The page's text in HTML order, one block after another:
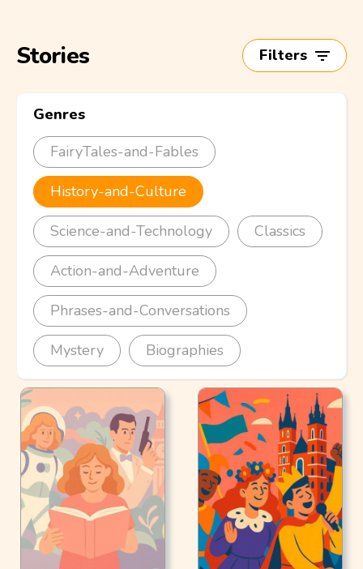
Stories Filters
Genres
FairyTales-and-Fables
History-and-Culture
Science-and-Technology Classics
Action-and-Adventure
Phrases-and-Conversations
Mystery Biographies